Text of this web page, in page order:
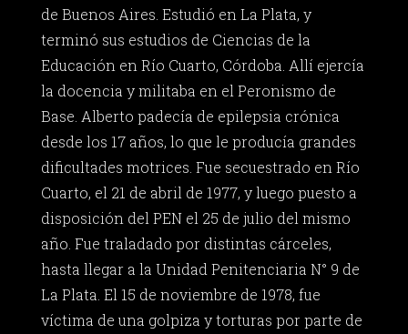
de Buenos Aires. Estudió en La Plata, y
terminó sus estudios de Ciencias de la
Educación en Río Cuarto, Córdoba. Allí ejercía
la docencia y militaba en el Peronismo de
Base. Alberto padecía de epilepsia crónica
desde los 17 años, lo que le producía grandes
dificultades motrices. Fue secuestrado en Río
Cuarto, el 21 de abril de 1977, y luego puesto a
disposición del PEN el 25 de julio del mismo
año. Fue traladado por distintas cárceles,
hasta llegar a la Unidad Penitenciaria N° 9 de
La Plata. El 15 de noviembre de 1978, fue
víctima de una golpiza y torturas por parte de